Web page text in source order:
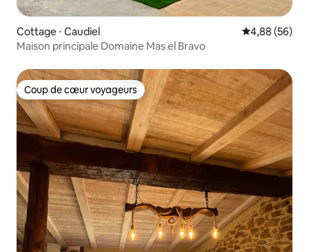
Cottage ⋅ Caudiel Évaluation
4,88 (56)
Maison principale Domaine Mas el Bravo
Coup de cœur voyageurs
Coup de cœur voyageurs